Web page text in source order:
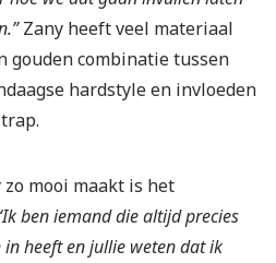
Zany heeft veel materiaal
gouden combinatie tussen
hardstyle en invloeden
mooi maakt is het
ben iemand die altijd precies
heeft en jullie weten dat ik